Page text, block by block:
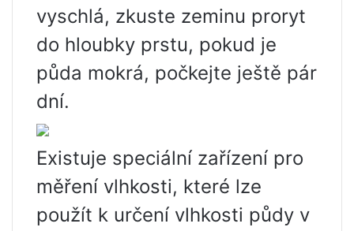
vyschlá, zkuste zeminu proryt
do hloubky prstu, pokud je
půda mokrá, počkejte ještě pár
dní.
Existuje speciální zařízení pro
měření vlhkosti, které lze
použít k určení vlhkosti půdy v